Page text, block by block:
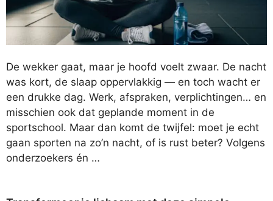
De wekker gaat, maar je hoofd voelt zwaar. De nacht
was kort, de slaap oppervlakkig — en toch wacht er
een drukke dag. Werk, afspraken, verplichtingen… en
misschien ook dat geplande moment in de
sportschool. Maar dan komt de twijfel: moet je echt
gaan sporten na zo’n nacht, of is rust beter? Volgens
onderzoekers én …